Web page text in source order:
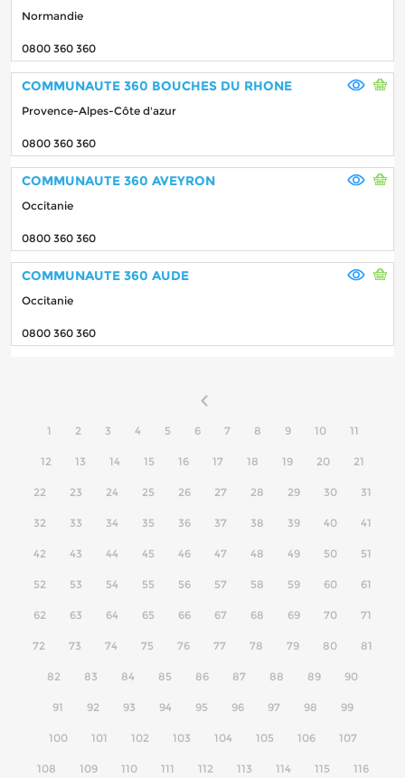
Normandie
0800 360 360
COMMUNAUTE 360 BOUCHES DU RHONE
Provence-Alpes-Côte d'azur
0800 360 360
COMMUNAUTE 360 AVEYRON
Occitanie
0800 360 360
COMMUNAUTE 360 AUDE
Occitanie
0800 360 360
1 2 3 4 5 6 7 8 9 10 11
12 13 14 15 16 17 18 19 20 21
22 23 24 25 26 27 28 29 30 31
32 33 34 35 36 37 38 39 40 41
42 43 44 45 46 47 48 49 50 51
52 53 54 55 56 57 58 59 60 61
62 63 64 65 66 67 68 69 70 71
72 73 74 75 76 77 78 79 80 81
82 83 84 85 86 87 88 89 90
91 92 93 94 95 96 97 98 99
100 101 102 103 104 105 106 107
108 109 110 111 112 113 114 115 116